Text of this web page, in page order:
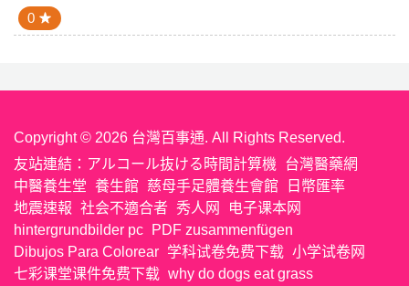
0
Copyright © 2026 台灣百事通. All Rights Reserved.
友站連結： アルコール抜ける時間計算機
台灣醫藥網
中醫養生堂 養生館 慈母手足體養生會館
日幣匯率
地震速報 社会不適合者 秀人网
电子课本网
hintergrundbilder pc
PDF zusammenfügen
Dibujos Para Colorear 学科试卷免费下载 小学试卷网
七彩课堂课件免费下载 why do dogs eat grass